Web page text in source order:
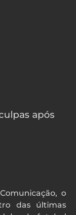
após
o
das últimas